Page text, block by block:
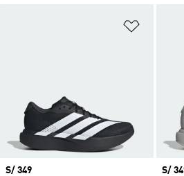
Precio
S/ 349
S/